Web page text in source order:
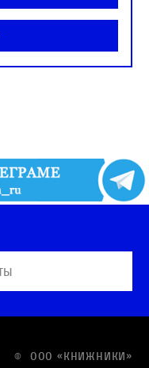
© OOO «КНИЖНИКИ»